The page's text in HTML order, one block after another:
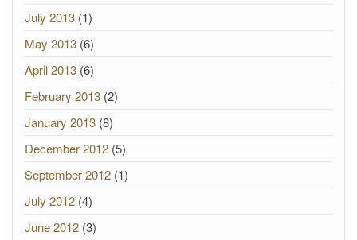
July 2013 (1)
May 2013 (6)
April 2013 (6)
February 2013 (2)
January 2013 (8)
December 2012 (5)
September 2012 (1)
July 2012 (4)
June 2012 (3)